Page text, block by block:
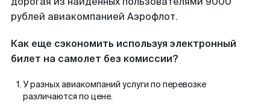
рублей авиакомпанией Аэрофлот.
Как еще сэкономить используя электронный
билет на самолет без комиссии?
У разных авиакомпаний услуги по перевозке
различаются по цене.